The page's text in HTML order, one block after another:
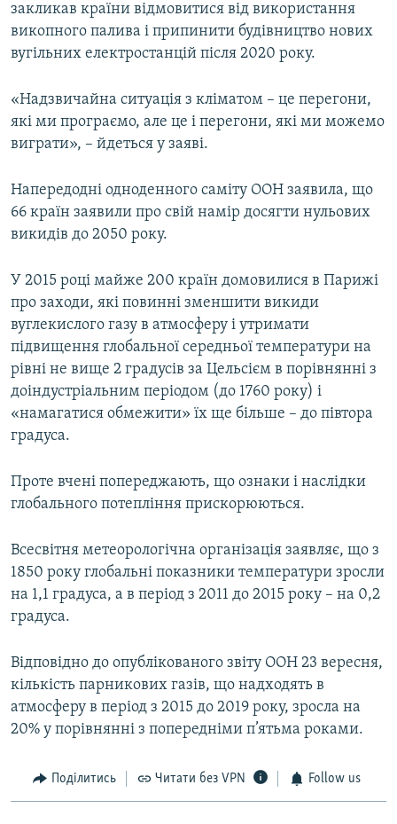
закликав країни відмовитися від використання
викопного палива і припинити будівництво нових
вугільних електростанцій після 2020 року.
«Надзвичайна ситуація з кліматом – це перегони,
які ми програємо, але це і перегони, які ми можемо
виграти», – йдеться у заяві.
Напередодні одноденного саміту ООН заявила, що
66 країн заявили про свій намір досягти нульових
викидів до 2050 року.
У 2015 році майже 200 країн домовилися в Парижі
про заходи, які повинні зменшити викиди
вуглекислого газу в атмосферу і утримати
підвищення глобальної середньої температури на
рівні не вище 2 градусів за Цельсієм в порівнянні з
доіндустріальним періодом (до 1760 року) і
«намагатися обмежити» їх ще більше – до півтора
градуса.
Проте вчені попереджають, що ознаки і наслідки
глобального потепління прискорюються.
Всесвітня метеорологічна організація заявляє, що з
1850 року глобальні показники температури зросли
на 1,1 градуса, а в період з 2011 до 2015 року – на 0,2
градуса.
Відповідно до опублікованого звіту ООН 23 вересня,
кількість парникових газів, що надходять в
атмосферу в період з 2015 до 2019 року, зросла на
20% у порівнянні з попередніми п’ятьма роками.
Поділитись Читати без VPN Follow us